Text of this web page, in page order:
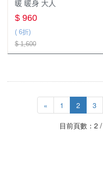
暖 暖身 大人
$ 960
( 6折)
$ 1,600
« 1 2 3
目前頁數：2